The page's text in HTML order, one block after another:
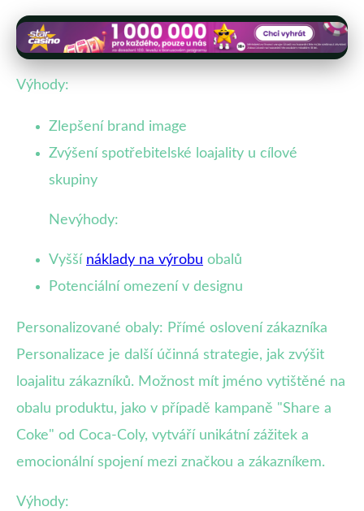
Výhody:
Zlepšení brand image
Zvýšení spotřebitelské loajality u cílové
skupiny
Nevýhody:
Vyšší náklady na výrobu obalů
Potenciální omezení v designu
Personalizované obaly: Přímé oslovení zákazníka
Personalizace je další účinná strategie, jak zvýšit
loajalitu zákazníků. Možnost mít jméno vytištěné na
obalu produktu, jako v případě kampaně "Share a
Coke" od Coca-Coly, vytváří unikátní zážitek a
emocionální spojení mezi značkou a zákazníkem.
Výhody: